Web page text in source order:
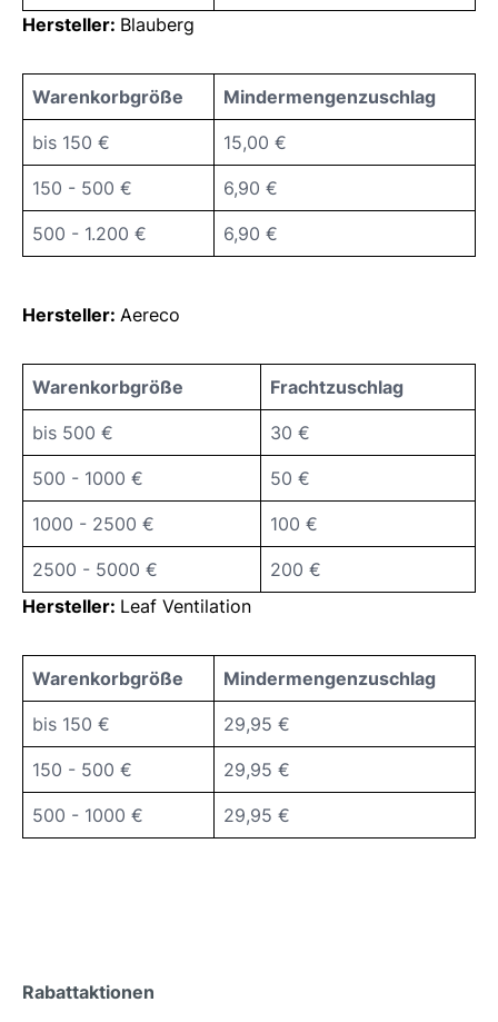
Hersteller: Blauberg
Warenkorbgröße Mindermengenzuschlag
bis 150 € 15,00 €
150 - 500 € 6,90 €
500 - 1.200 € 6,90 €
Hersteller: Aereco
Warenkorbgröße Frachtzuschlag
bis 500 € 30 €
500 - 1000 € 50 €
1000 - 2500 € 100 €
2500 - 5000 €
200 €
Hersteller: Leaf Ventilation
Warenkorbgröße Mindermengenzuschlag
bis 150 € 29,95 €
150 - 500 € 29,95 €
500 - 1000 € 29,95 €
Rabattaktionen